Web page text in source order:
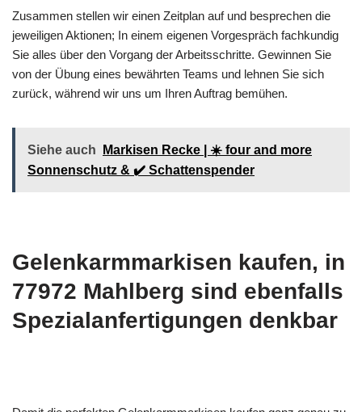
Zusammen stellen wir einen Zeitplan auf und besprechen die
jeweiligen Aktionen; In einem eigenen Vorgespräch fachkundig
Sie alles über den Vorgang der Arbeitsschritte. Gewinnen Sie
von der Übung eines bewährten Teams und lehnen Sie sich
zurück, während wir uns um Ihren Auftrag bemühen.
Siehe auch
Markisen Recke | ☀️ four and more
Sonnenschutz & ✔️ Schattenspender
Gelenkarmmarkisen kaufen, in
77972 Mahlberg sind ebenfalls
Spezialanfertigungen denkbar